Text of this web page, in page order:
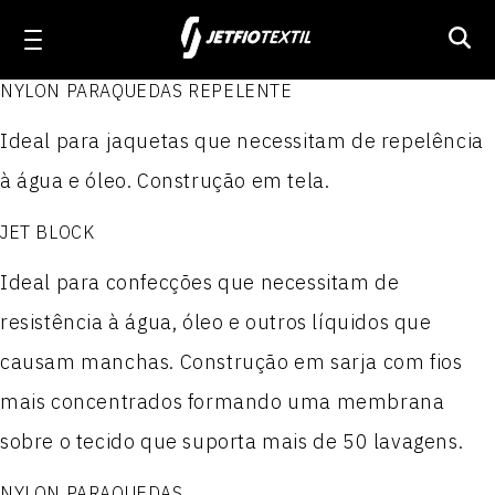
Produtos
ELASTON JET 1.6
JET WORKER
FUSTÃO JET
Linha Activewear
Produtos
JET TEL PLUS
MILLENNIUM
STRETCH JET
Linha Poliamida
Produtos
NYLON PARAQUEDAS
Nylon Paraquedas Plastificado
NYLON 100 RESINADO II
Linha Técnica
Produtos
POLIÉSTER 100
POLIÉSTER 300 P.T.
POLIÉSTER 300 RESINADO II
Sobre a Jetfio
NYLON PARAQUEDAS REPELENTE
Ideal para jaquetas que necessitam de repelência
à água e óleo. Construção em tela.
JET BLOCK
Ideal para confecções que necessitam de
resistência à água, óleo e outros líquidos que
causam manchas. Construção em sarja com fios
mais concentrados formando uma membrana
sobre o tecido que suporta mais de 50 lavagens.